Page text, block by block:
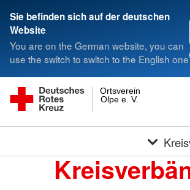
Sie befinden sich auf der deutschen
Website
You are on the German website, you can
use the switch to switch to the English one
Olpe e. V.
Ortsverein